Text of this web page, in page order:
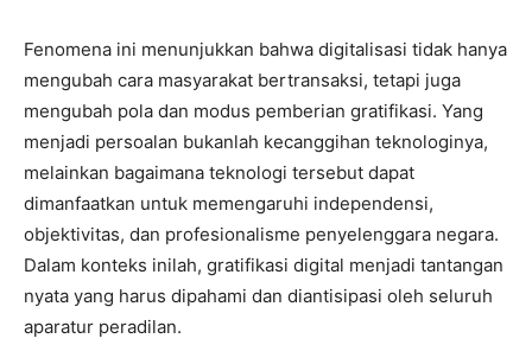
Fenomena ini menunjukkan bahwa digitalisasi tidak hanya
mengubah cara masyarakat bertransaksi, tetapi juga
mengubah pola dan modus pemberian gratifikasi. Yang
menjadi persoalan bukanlah kecanggihan teknologinya,
melainkan bagaimana teknologi tersebut dapat
dimanfaatkan untuk memengaruhi independensi,
objektivitas, dan profesionalisme penyelenggara negara.
Dalam konteks inilah, gratifikasi digital menjadi tantangan
nyata yang harus dipahami dan diantisipasi oleh seluruh
aparatur peradilan.